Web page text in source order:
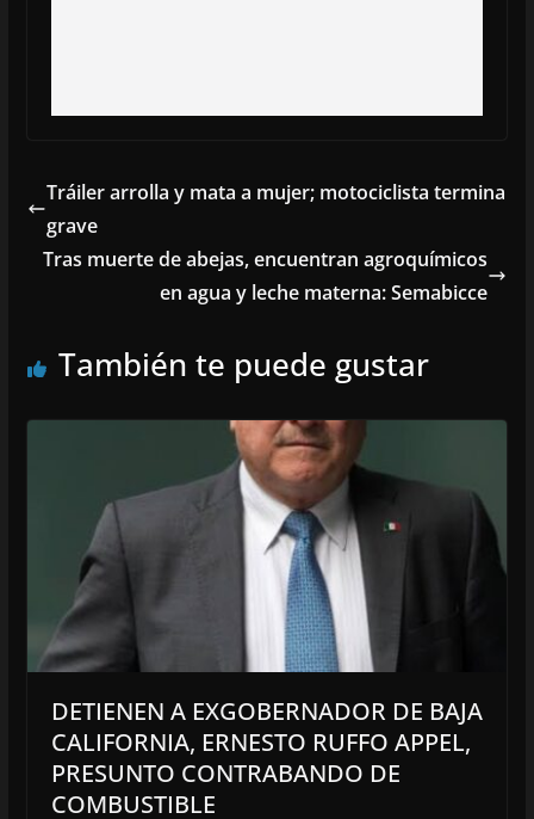
Tráiler arrolla y mata a mujer; motociclista termina
grave
Tras muerte de abejas, encuentran agroquímicos
en agua y leche materna: Semabicce
También te puede gustar
DETIENEN A EXGOBERNADOR DE BAJA
CALIFORNIA, ERNESTO RUFFO APPEL,
PRESUNTO CONTRABANDO DE
COMBUSTIBLE